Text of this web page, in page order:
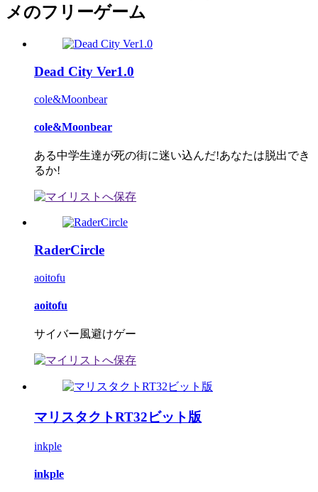
メのフリーゲーム
Dead City Ver1.0
cole&Moonbear
cole&Moonbear
ある中学生達が死の街に迷い込んだ!あなたは脱出でき
るか!
RaderCircle
aoitofu
aoitofu
サイバー風避けゲー
マリスタクトRT32ビット版
inkple
inkple